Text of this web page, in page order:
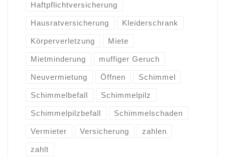
Haftpflichtversicherung
Hausratversicherung Kleiderschrank
Körperverletzung Miete
Mietminderung muffiger Geruch
Neuvermietung Öffnen Schimmel
Schimmelbefall Schimmelpilz
Schimmelpilzbefall Schimmelschaden
Vermieter Versicherung zahlen
zahlt